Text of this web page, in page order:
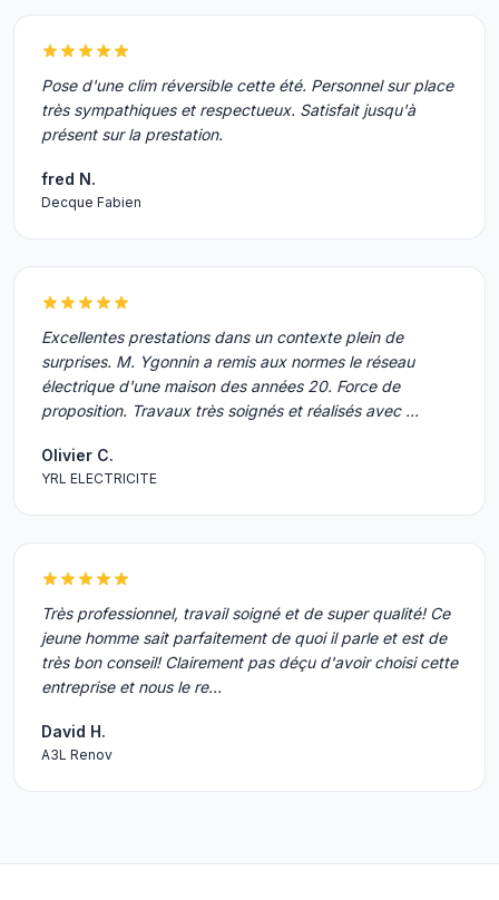
Pose d'une clim réversible cette été. Personnel sur place
très sympathiques et respectueux. Satisfait jusqu'à
présent sur la prestation.
fred N.
Decque Fabien
Excellentes prestations dans un contexte plein de
surprises. M. Ygonnin a remis aux normes le réseau
électrique d'une maison des années 20. Force de
proposition. Travaux très soignés et réalisés avec …
Olivier C.
YRL ELECTRICITE
Très professionnel, travail soigné et de super qualité! Ce
jeune homme sait parfaitement de quoi il parle et est de
très bon conseil! Clairement pas déçu d'avoir choisi cette
entreprise et nous le re…
David H.
A3L Renov